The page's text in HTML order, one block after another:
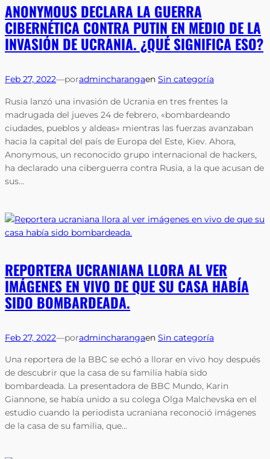
ANONYMOUS DECLARA LA GUERRA
CIBERNÉTICA CONTRA PUTIN EN MEDIO DE LA
INVASIÓN DE UCRANIA. ¿QUÉ SIGNIFICA ESO?
Feb 27, 2022—poradmincharangaen Sin categoría
Rusia lanzó una invasión de Ucrania en tres frentes la
madrugada del jueves 24 de febrero, «bombardeando
ciudades, pueblos y aldeas» mientras las fuerzas avanzaban
hacia la capital del país de Europa del Este, Kiev. Ahora,
Anonymous, un reconocido grupo internacional de hackers,
ha declarado una ciberguerra contra Rusia, a la que acusan de
sus…
REPORTERA UCRANIANA LLORA AL VER
IMÁGENES EN VIVO DE QUE SU CASA HABÍA
SIDO BOMBARDEADA.
Feb 27, 2022—poradmincharangaen Sin categoría
Una reportera de la BBC se echó a llorar en vivo hoy después
de descubrir que la casa de su familia había sido
bombardeada. La presentadora de BBC Mundo, Karin
Giannone, se había unido a su colega Olga Malchevska en el
estudio cuando la periodista ucraniana reconoció imágenes
de la casa de su familia, que…